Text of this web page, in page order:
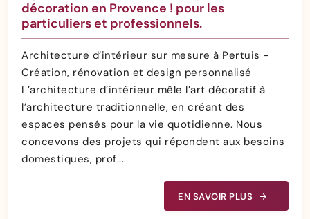
décoration en Provence ! pour les
particuliers et professionnels.
Architecture d’intérieur sur mesure à Pertuis -
Création, rénovation et design personnalisé
L’architecture d’intérieur mêle l’art décoratif à
l’architecture traditionnelle, en créant des
espaces pensés pour la vie quotidienne. Nous
concevons des projets qui répondent aux besoins
domestiques, prof...
EN SAVOIR PLUS